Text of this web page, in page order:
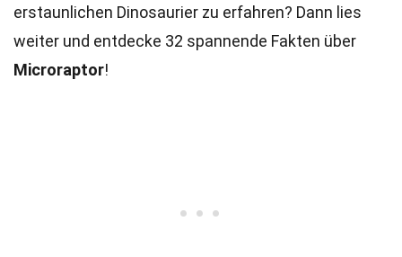
erstaunlichen Dinosaurier zu erfahren? Dann lies
weiter und entdecke 32 spannende Fakten über
Microraptor!